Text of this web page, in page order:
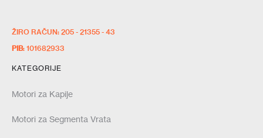
ŽIRO RAČUN: 205 - 21355 - 43
PIB: 101682933
KATEGORIJE
Motori za Kapije
Motori za Segmenta Vrata